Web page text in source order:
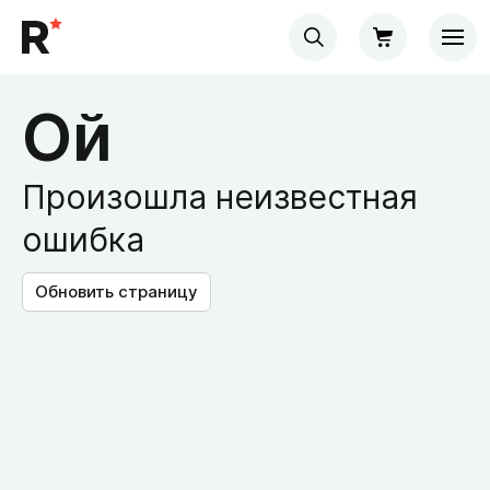
Ой
Произошла неизвестная
ошибка
Обновить страницу